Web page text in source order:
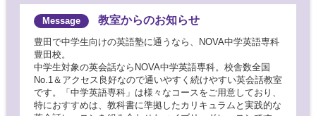
教室からのお知らせ
豊田で中学生向けの英語塾に通うなら、NOVA中学英語専科
豊田校。
中学生対象の英会話ならNOVA中学英語専科。校舎数全国
No.1＆アクセス良好なので通いやすく続けやすい英会話教室
です。「中学英語専科」は様々なコースをご用意しており、
特におすすめは、教科書に準拠したカリキュラムと実践的な